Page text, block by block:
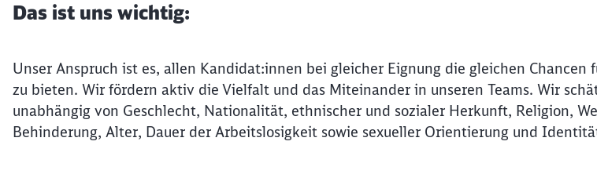
Das ist uns wichtig:
Unser Anspruch ist es, allen Kandidat:innen bei gleicher Eignung die gleichen Chancen
zu bieten. Wir fördern aktiv die Vielfalt und das Miteinander in unseren Teams. Wir
unabhängig von Geschlecht, Nationalität, ethnischer und sozialer Herkunft, Religion,
Behinderung, Alter, Dauer der Arbeitslosigkeit sowie sexueller Orientierung und